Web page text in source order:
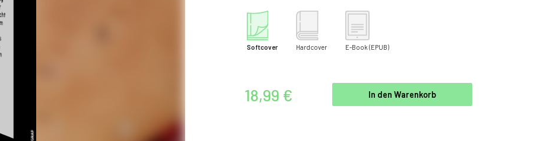
Softcover Hardcover E-Book (EPUB)
18,99 € In den Warenkorb